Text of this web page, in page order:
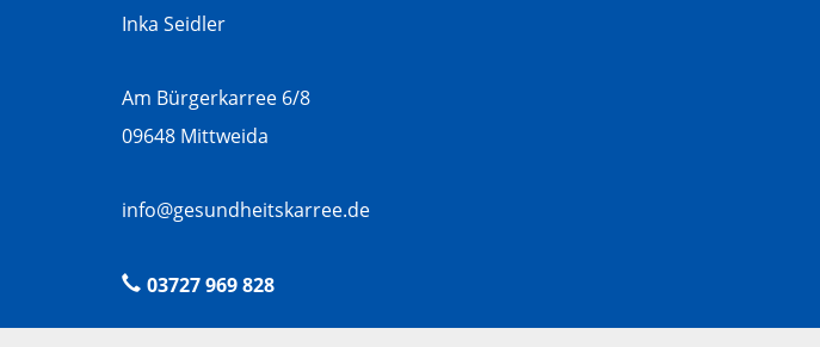
Inka Seidler
Am Bürgerkarree 6/8
09648 Mittweida
info@gesundheitskarree.de
03727 969 828